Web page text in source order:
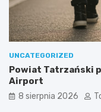
UNCATEGORIZED
Powiat Tatrzański
Airport
8 sierpnia 2026